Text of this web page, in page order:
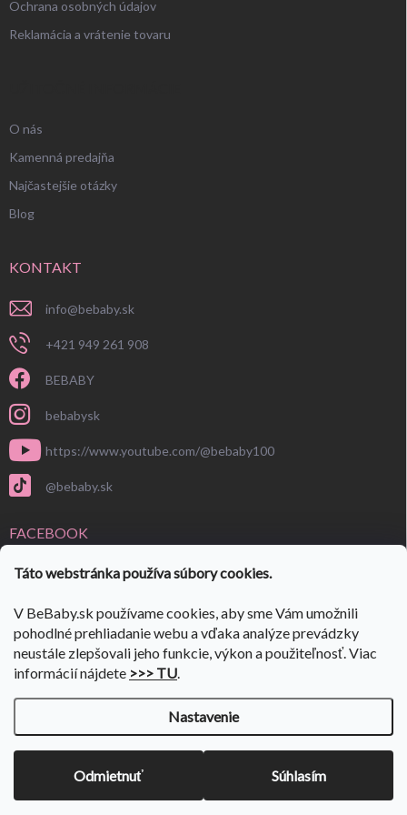
Táto webstránka používa súbory cookies.
V BeBaby.sk používame cookies, aby sme Vám umožnili
pohodlné prehliadanie webu a vďaka analýze prevádzky
neustále zlepšovali jeho funkcie, výkon a použiteľnosť. Viac
informácií nájdete >>> TU.
Nastavenie
Odmietnuť Súhlasím
VÝPREDAJ SKLADU 🎉 ulov si svoje kúsky🎉 Prejdi do:
Ochrana osobných údajov
Reklamácia a vrátenie tovaru
O nás
Kamenná predajňa
Najčastejšie otázky
Blog
KONTAKT
info@bebaby.sk
+421 949 261 908
BEBABY
bebabysk
https://www.youtube.com/@bebaby100
@bebaby.sk
FACEBOOK
Vytvoril Shoptet
Copyright 2026BeBaby.sk. Všetky práva vyhradené.Upraviť nastavenie